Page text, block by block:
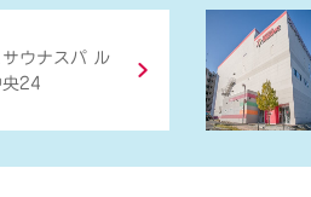
サウナスパ ル
央24